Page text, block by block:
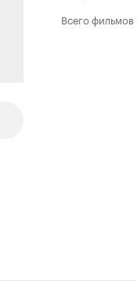
Всего фильмов